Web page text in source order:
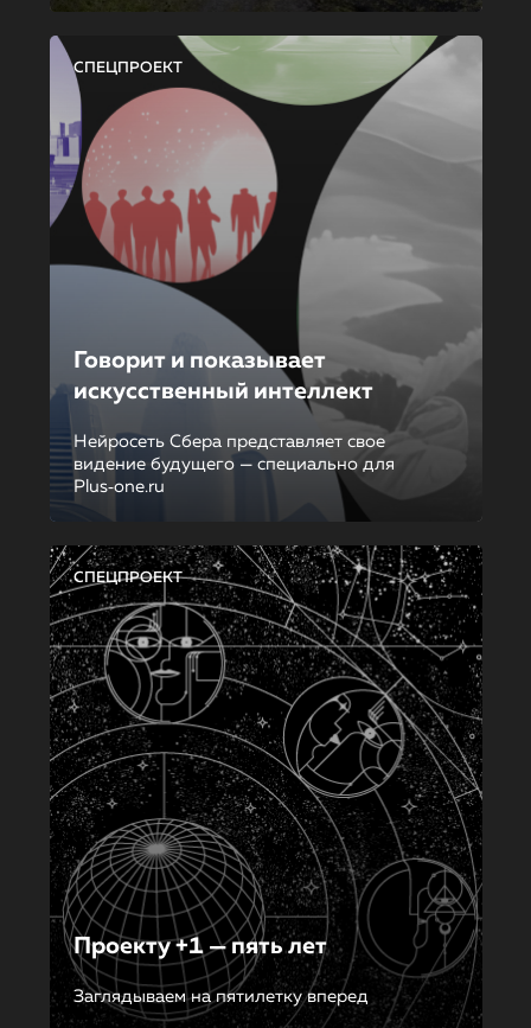
СПЕЦПРОЕКТ
Говорит и показывает
искусственный интеллект
Нейросеть Сбера представляет свое
видение будущего — специально для
Plus‑one.ru
СПЕЦПРОЕКТ
Проекту +1 — пять лет
Заглядываем на пятилетку вперед